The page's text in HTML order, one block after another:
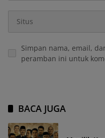
Simpan nama, email,
peramban ini untuk
BACA JUGA